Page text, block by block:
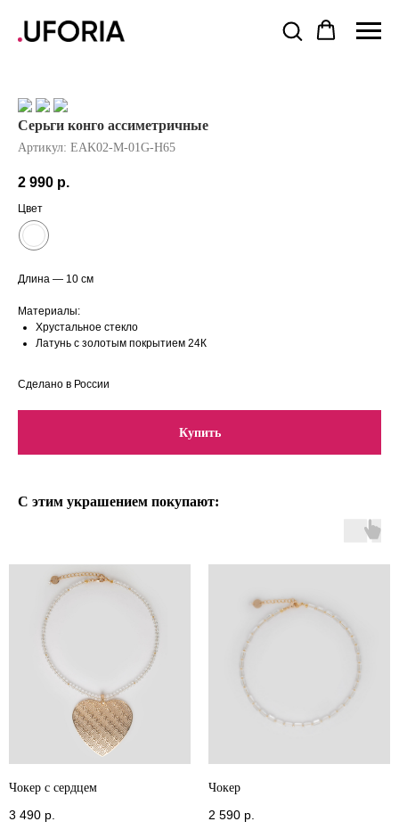
Серьги конго ассиметричные
Артикул: EAK02-M-01G-H65
2 990 р.
Цвет
Длина — 10 см
Материалы:
Хрустальное стекло
Латунь с золотым покрытием 24К
Сделано в России
Купить
С этим украшением покупают:
Чокер с сердцем
3 490 р.
Чокер
2 590 р.